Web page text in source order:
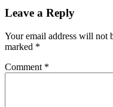
Leave a Reply
Your email address will not
marked *
Comment *